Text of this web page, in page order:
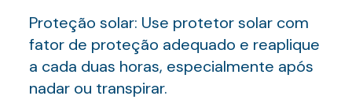
Proteção solar: Use protetor solar com
fator de proteção adequado e reaplique
a cada duas horas, especialmente após
nadar ou transpirar.